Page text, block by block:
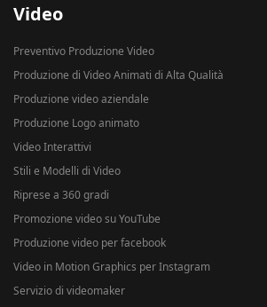
Video
Preventivo Produzione Video
Produzione di Video Animati di Alta Qualità
Produzione video aziendale
Produzione Logo animato
Video Interattivi
Stili e Modelli di Video
Riprese a 360 gradi
Promozione video su YouTube
Produzione video per facebook
Video in Motion Graphics per Instagram
Servizio di videomaker